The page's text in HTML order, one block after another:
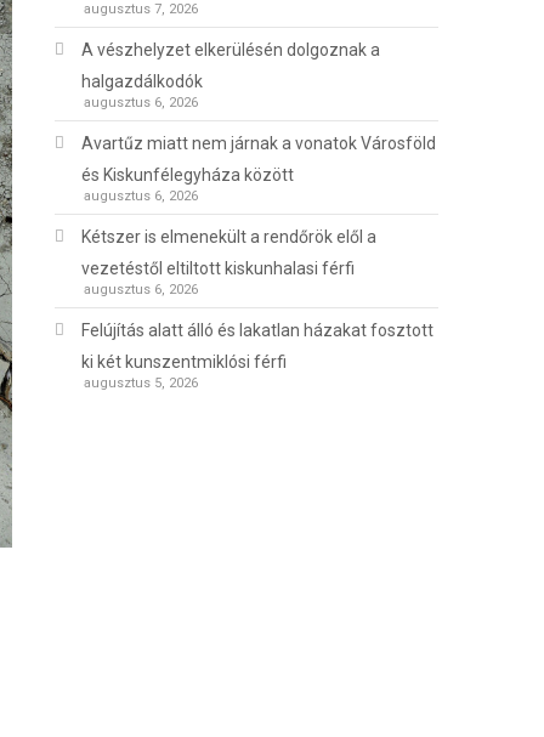
augusztus 7, 2026
A vészhelyzet elkerülésén dolgoznak a
halgazdálkodók
augusztus 6, 2026
Avartűz miatt nem járnak a vonatok Városföld
és Kiskunfélegyháza között
augusztus 6, 2026
Kétszer is elmenekült a rendőrök elől a
vezetéstől eltiltott kiskunhalasi férfi
augusztus 6, 2026
Felújítás alatt álló és lakatlan házakat fosztott
ki két kunszentmiklósi férfi
augusztus 5, 2026